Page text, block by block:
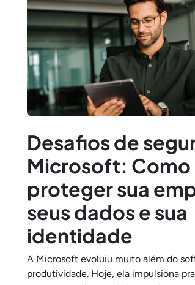
Desafios de
Microsoft: Como
proteger sua
seus dados e sua
identidade
A Microsoft evoluiu muito além do
produtividade. Hoje, ela impulsiona